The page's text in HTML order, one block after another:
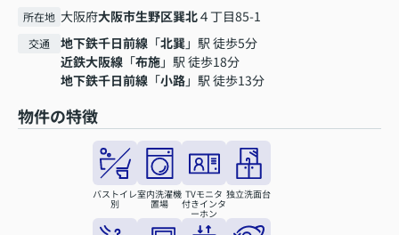
所在地 大阪府大阪市生野区巽北４丁目85-1
交通 地下鉄千日前線 「北巽」駅 徒歩5分
近鉄大阪線 「布施」駅 徒歩18分
地下鉄千日前線 「小路」駅 徒歩13分
物件の特徴
バストイレ
別
室内洗濯機
置場
TVモニタ
付きインタ
ーホン
独立洗面台